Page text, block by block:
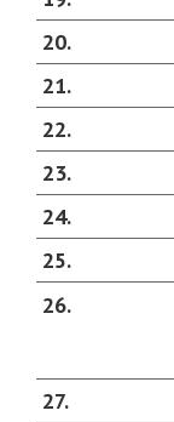
20
21
22
23
24
25
26
27